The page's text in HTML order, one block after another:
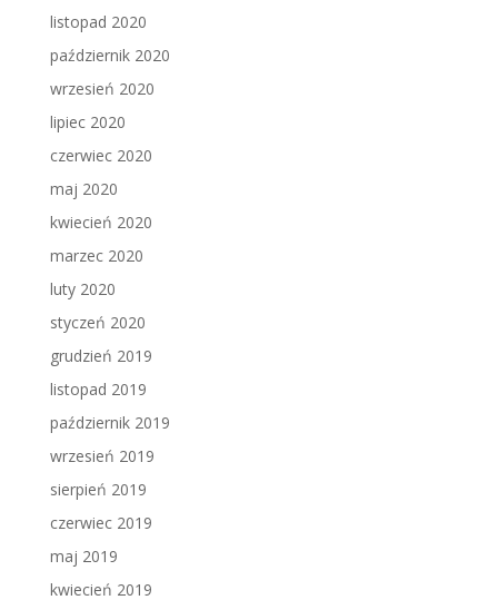
listopad 2020
październik 2020
wrzesień 2020
lipiec 2020
czerwiec 2020
maj 2020
kwiecień 2020
marzec 2020
luty 2020
styczeń 2020
grudzień 2019
listopad 2019
październik 2019
wrzesień 2019
sierpień 2019
czerwiec 2019
maj 2019
kwiecień 2019